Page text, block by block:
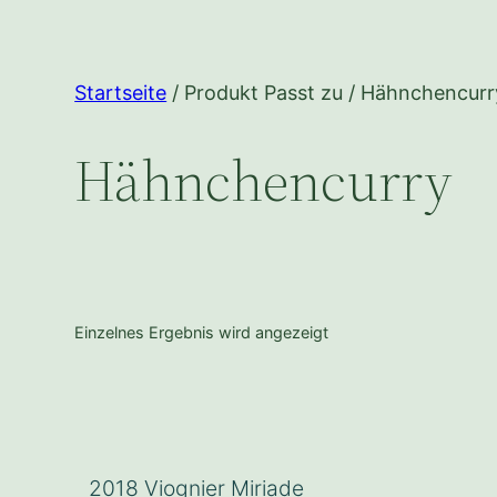
Startseite / Produkt Passt zu /
Hähnchencurry
Einzelnes Ergebnis wird angezeigt
2018 Viognier Miriade